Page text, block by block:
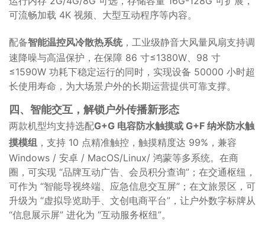
可流畅加载 4K 视频、大型互动程序等内容。
配备智能温控风冷散热系统，工业级静音大风量风扇支持调
速降噪与高温保护，在保障 86 寸≤1380W、98 寸
≤1590W 功耗下稳定运行的同时，实现设备 50000 小时超
长使用寿命，为大场景户外的长期运营提供可靠支撑。
四、智能交互，解锁户外传播新形态
两款机型均支持选配G+G 电容防水触摸或 G+F 纳米防水触
摸模组 ，支持 10 点精准触控，触摸精度达 99%，兼容
Windows / 安卓 / MacOS/Linux/ 鸿蒙等多系统。在商
圈，可实现 “品牌互动广告、会员积分查询”；在交通枢纽，
可作为 “智能导视终端、应急信息交互屏”；在文旅景区，可
升级为 “虚拟导览助手、文创电商平台”，让户外数字标牌从
“信息展示屏” 进化为 “互动服务枢纽”。